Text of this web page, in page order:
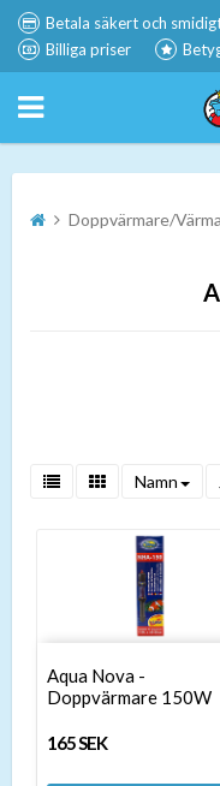
Betala säkert och
Billiga priser
Doppvärmare/
Namn
Aqua Nova -
Doppvärmare 150W
165 SEK